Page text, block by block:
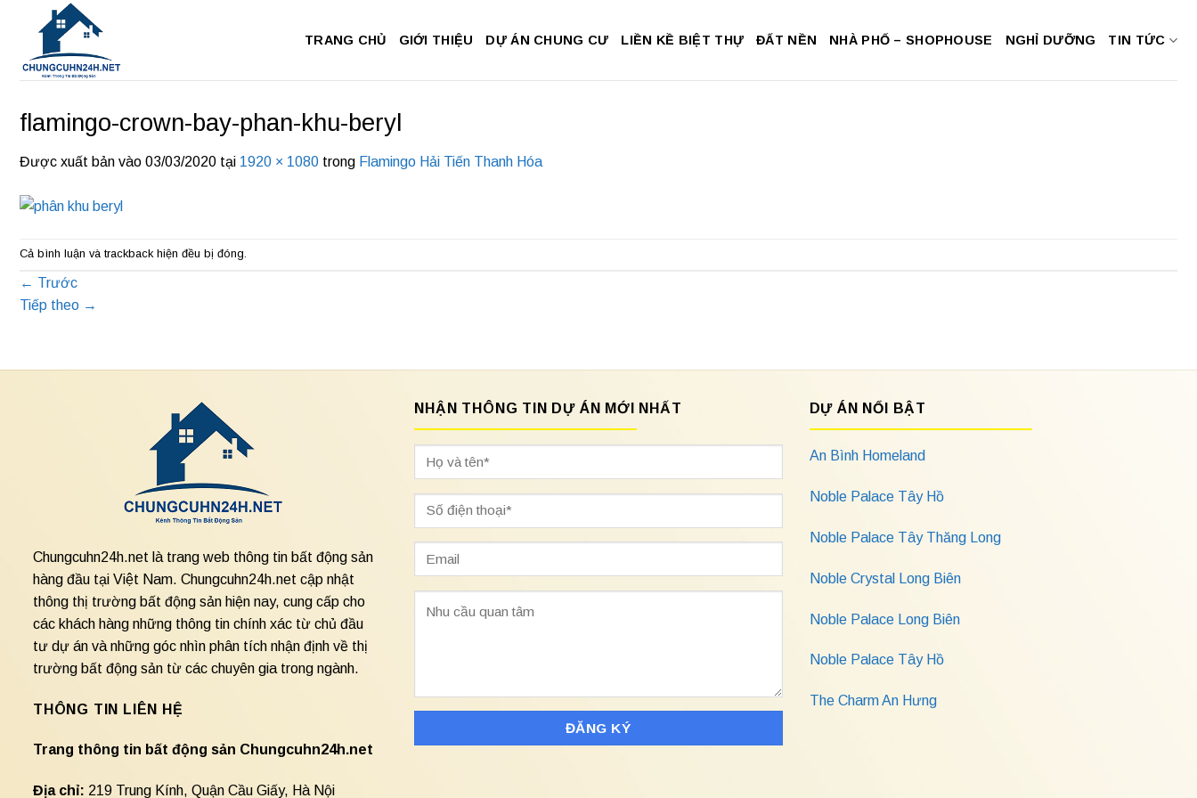
dung
TRANG CHỦ GIỚI THIỆU DỰ ÁN CHUNG CƯ LIỀN KỀ BIỆT THỰ ĐẤT NỀN NHÀ PHỐ – SHOPHOUSE NGHỈ DƯỠNG TIN TỨC
flamingo-crown-bay-phan-khu-beryl
Được xuất bản vào 03/03/2020 tại 1920 × 1080 trong Flamingo Hải Tiến Thanh Hóa
Cả bình luận và trackback hiện đều bị đóng.
← Trước
Tiếp theo →
Chungcuhn24h.net là trang web thông tin bất động sản
hàng đầu tại Việt Nam. Chungcuhn24h.net cập nhật
thông thị trường bất động sản hiện nay, cung cấp cho
các khách hàng những thông tin chính xác từ chủ đầu
tư dự án và những góc nhìn phân tích nhận định về thị
trường bất động sản từ các chuyên gia trong ngành.
THÔNG TIN LIÊN HỆ
Trang thông tin bất động sản Chungcuhn24h.net
Địa chỉ: 219 Trung Kính, Quận Cầu Giấy, Hà Nội
NHẬN THÔNG TIN DỰ ÁN MỚI NHẤT DỰ ÁN NỔI BẬT
An Bình Homeland
Noble Palace Tây Hồ
Noble Palace Tây Thăng Long
Noble Crystal Long Biên
Noble Palace Long Biên
Noble Palace Tây Hồ
The Charm An Hưng